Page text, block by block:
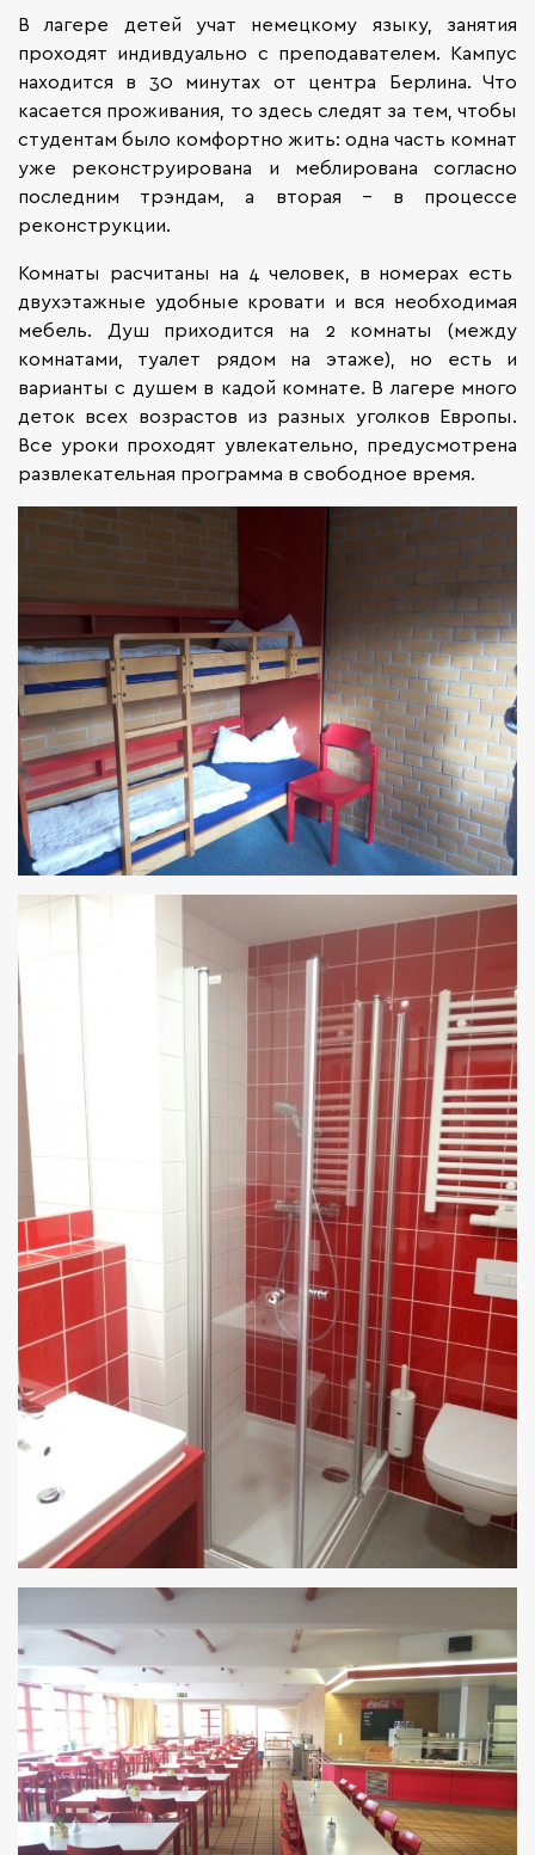
В лагере детей учат немецкому языку, занятия
проходят индивдуально с преподавателем. Кампус
находится в 30 минутах от центра Берлина. Что
касается проживания, то здесь следят за тем, чтобы
студентам было комфортно жить: одна часть комнат
уже реконструирована и меблирована согласно
последним трэндам, а вторая – в процессе
реконструкции.
Комнаты расчитаны на 4 человек, в номерах есть
двухэтажные удобные кровати и вся необходимая
мебель. Душ приходится на 2 комнаты (между
комнатами, туалет рядом на этаже), но есть и
варианты с душем в кадой комнате. В лагере много
деток всех возрастов из разных уголков Европы.
Все уроки проходят увлекательно, предусмотрена
развлекательная программа в свободное время.